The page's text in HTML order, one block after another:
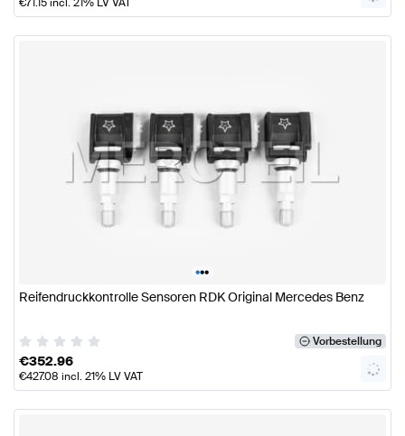
•••
Reifendruckkontrolle Sensoren RDK Original Mercedes Benz
Vorbestellung
€352.96
€427.08 incl. 21% LV VAT